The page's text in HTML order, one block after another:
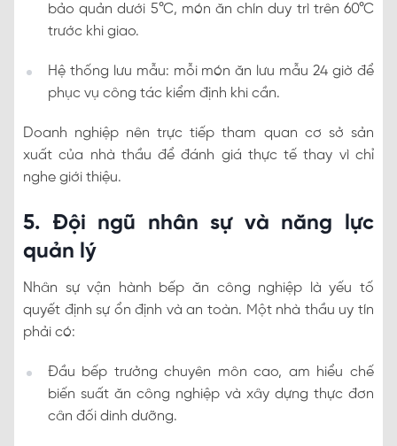
bảo quản dưới 5°C, món ăn chín duy trì trên 60°C
trước khi giao.
Hệ thống lưu mẫu: mỗi món ăn lưu mẫu 24 giờ để
phục vụ công tác kiểm định khi cần.
Doanh nghiệp nên trực tiếp tham quan cơ sở sản
xuất của nhà thầu để đánh giá thực tế thay vì chỉ
nghe giới thiệu.
5. Đội ngũ nhân sự và năng lực
quản lý
Nhân sự vận hành bếp ăn công nghiệp là yếu tố
quyết định sự ổn định và an toàn. Một nhà thầu uy tín
phải có:
Đầu bếp trưởng chuyên môn cao, am hiểu chế
biến suất ăn công nghiệp và xây dựng thực đơn
cân đối dinh dưỡng.